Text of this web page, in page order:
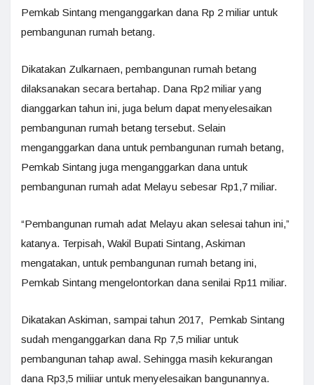
Pemkab Sintang menganggarkan dana Rp 2 miliar untuk
pembangunan rumah betang.
Dikatakan Zulkarnaen, pembangunan rumah betang
dilaksanakan secara bertahap. Dana Rp2 miliar yang
dianggarkan tahun ini, juga belum dapat menyelesaikan
pembangunan rumah betang tersebut. Selain
menganggarkan dana untuk pembangunan rumah betang,
Pemkab Sintang juga menganggarkan dana untuk
pembangunan rumah adat Melayu sebesar Rp1,7 miliar.
“Pembangunan rumah adat Melayu akan selesai tahun ini,”
katanya. Terpisah, Wakil Bupati Sintang, Askiman
mengatakan, untuk pembangunan rumah betang ini,
Pemkab Sintang mengelontorkan dana senilai Rp11 miliar.
Dikatakan Askiman, sampai tahun 2017, Pemkab Sintang
sudah menganggarkan dana Rp 7,5 miliar untuk
pembangunan tahap awal. Sehingga masih kekurangan
dana Rp3,5 miliiar untuk menyelesaikan bangunannya.